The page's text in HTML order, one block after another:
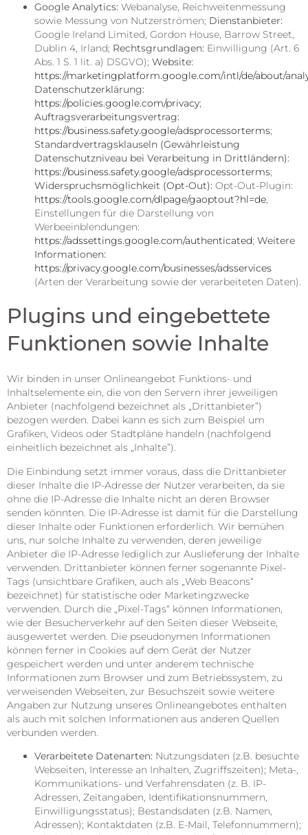
Google Analytics: Webanalyse, Reichweitenmessung
sowie Messung von Nutzerströmen; Dienstanbieter:
Google Ireland Limited, Gordon House, Barrow Street,
Dublin 4, Irland; Rechtsgrundlagen: Einwilligung (Art. 6
Abs. 1 S. 1 lit. a) DSGVO); Website:
https://marketingplatform.google.com/intl/de/about/
Datenschutzerklärung:
https://policies.google.com/privacy;
Auftragsverarbeitungsvertrag:
https://business.safety.google/adsprocessorterms;
Standardvertragsklauseln (Gewährleistung
Datenschutzniveau bei Verarbeitung in Drittländern):
https://business.safety.google/adsprocessorterms;
Widerspruchsmöglichkeit (Opt-Out): Opt-Out-Plugin:
https://tools.google.com/dlpage/gaoptout?hl=de,
Einstellungen für die Darstellung von
Werbeeinblendungen:
https://adssettings.google.com/authenticated; Weitere
Informationen:
https://privacy.google.com/businesses/adsservices
(Arten der Verarbeitung sowie der verarbeiteten Daten).
Plugins und eingebettete
Funktionen sowie Inhalte
Wir binden in unser Onlineangebot Funktions- und
Inhaltselemente ein, die von den Servern ihrer jeweiligen
Anbieter (nachfolgend bezeichnet als „Drittanbieter”)
bezogen werden. Dabei kann es sich zum Beispiel um
Grafiken, Videos oder Stadtpläne handeln (nachfolgend
einheitlich bezeichnet als „Inhalte”).
Die Einbindung setzt immer voraus, dass die Drittanbieter
dieser Inhalte die IP-Adresse der Nutzer verarbeiten, da sie
ohne die IP-Adresse die Inhalte nicht an deren Browser
senden könnten. Die IP-Adresse ist damit für die Darstellung
dieser Inhalte oder Funktionen erforderlich. Wir bemühen
uns, nur solche Inhalte zu verwenden, deren jeweilige
Anbieter die IP-Adresse lediglich zur Auslieferung der Inhalte
verwenden. Drittanbieter können ferner sogenannte Pixel-
Tags (unsichtbare Grafiken, auch als „Web Beacons“
bezeichnet) für statistische oder Marketingzwecke
verwenden. Durch die „Pixel-Tags“ können Informationen,
wie der Besucherverkehr auf den Seiten dieser Webseite,
ausgewertet werden. Die pseudonymen Informationen
können ferner in Cookies auf dem Gerät der Nutzer
gespeichert werden und unter anderem technische
Informationen zum Browser und zum Betriebssystem, zu
verweisenden Webseiten, zur Besuchszeit sowie weitere
Angaben zur Nutzung unseres Onlineangebotes enthalten
als auch mit solchen Informationen aus anderen Quellen
verbunden werden.
Verarbeitete Datenarten: Nutzungsdaten (z.B. besuchte
Webseiten, Interesse an Inhalten, Zugriffszeiten); Meta-,
Kommunikations- und Verfahrensdaten (z. B. IP-
Adressen, Zeitangaben, Identifikationsnummern,
Einwilligungsstatus); Bestandsdaten (z.B. Namen,
Adressen); Kontaktdaten (z.B. E-Mail, Telefonnummern);